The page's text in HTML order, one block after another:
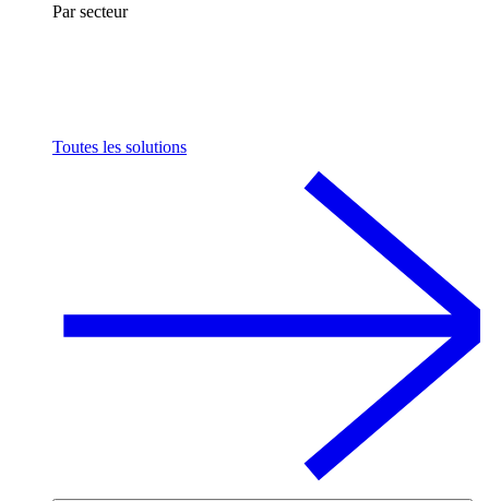
Par secteur
Toutes les solutions